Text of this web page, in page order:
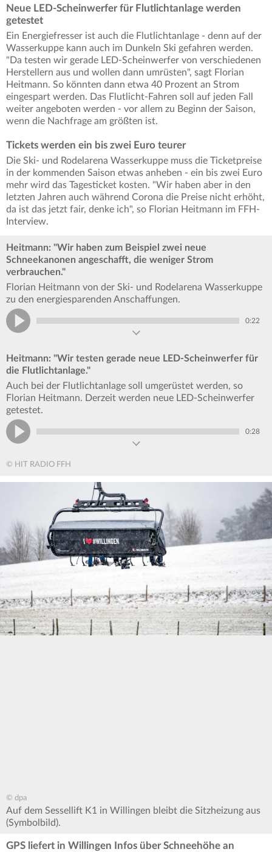
Neue LED-Scheinwerfer für Flutlichtanlage werden
getestet
Ein Energiefresser ist auch die Flutlichtanlage - denn auf der
Wasserkuppe kann auch im Dunkeln Ski gefahren werden.
"Da testen wir gerade LED-Scheinwerfer von verschiedenen
Herstellern aus und wollen dann umrüsten", sagt Florian
Heitmann. So könnten dann etwa 40 Prozent an Strom
eingespart werden. Das Flutlicht-Fahren soll auf jeden Fall
weiter angeboten werden - vor allem zu Beginn der Saison,
wenn die Nachfrage am größten ist.
Tickets werden ein bis zwei Euro teurer
Die Ski- und Rodelarena Wasserkuppe muss die Ticketpreise
in der kommenden Saison etwas anheben - ein bis zwei Euro
mehr wird das Tagesticket kosten. "Wir haben aber in den
letzten Jahren auch während Corona die Preise nicht erhöht,
da ist das jetzt fair, denke ich", so Florian Heitmann im FFH-
Interview.
Heitmann: "Wir haben zum Beispiel zwei neue
Schneekanonen angeschafft, die weniger Strom
verbrauchen."
Florian Heitmann von der Ski- und Rodelarena Wasserkuppe
zu den energiesparenden Anschaffungen.
0:22
Heitmann: "Wir testen gerade neue LED-Scheinwerfer für
die Flutlichtanlage."
Auch bei der Flutlichtanlage soll umgerüstet werden, so
Florian Heitmann. Derzeit werden neue LED-Scheinwerfer
getestet.
0:28
© HIT RADIO FFH
© dpa
Auf dem Sessellift K1 in Willingen bleibt die Sitzheizung aus
(Symbolbild).
GPS liefert in Willingen Infos über Schneehöhe an